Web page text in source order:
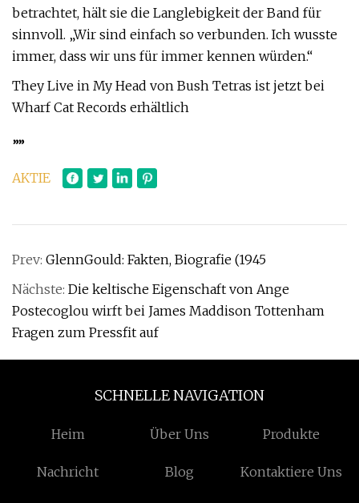
betrachtet, hält sie die Langlebigkeit der Band für
sinnvoll. „Wir sind einfach so verbunden. Ich wusste
immer, dass wir uns für immer kennen würden.“
They Live in My Head von Bush Tetras ist jetzt bei
Wharf Cat Records erhältlich
„„
AKTIE
Prev: GlennGould: Fakten, Biografie (1945
Nächste: Die keltische Eigenschaft von Ange
Postecoglou wirft bei James Maddison Tottenham
Fragen zum Pressfit auf
SCHNELLE NAVIGATION
Heim Über Uns Produkte
Nachricht Blog Kontaktiere Uns